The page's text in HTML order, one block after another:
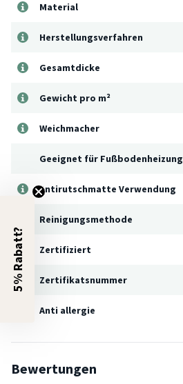
Material
Herstellungsverfahren
Gesamtdicke
Gewicht pro m²
Weichmacher
Geeignet für Fußbodenheizung
Antirutschmatte Verwendung
Reinigungsmethode
Zertifiziert
Zertifikatsnummer
Anti allergie
Bewertungen
5% Rabatt?